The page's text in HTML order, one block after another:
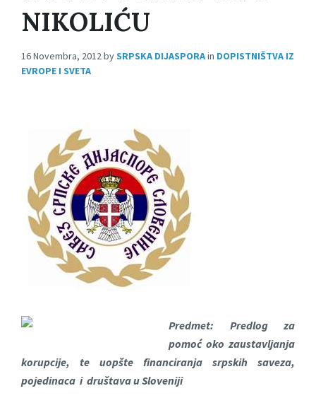
NIKOLIĆU
16 Novembra, 2012bySRPSKA DIJASPORAin DOPISTNIŠTVA IZ
EVROPE I SVETA
Predmet: Predlog za
pomoć oko zaustavljanja
korupcije, te uopšte financiranja srpskih saveza,
pojedinaca i društava u Sloveniji